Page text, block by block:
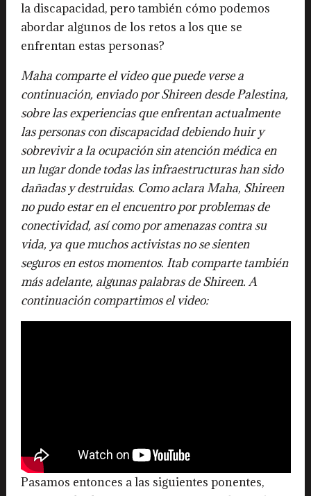
la discapacidad, pero también cómo podemos
abordar algunos de los retos a los que se
enfrentan estas personas?
Maha comparte el video que puede verse a
continuación, enviado por Shireen desde Palestina,
sobre las experiencias que enfrentan actualmente
las personas con discapacidad debiendo huir y
sobrevivir a la ocupación sin atención médica en
un lugar donde todas las infraestructuras han sido
dañadas y destruidas. Como aclara Maha, Shireen
no pudo estar en el encuentro por problemas de
conectividad, así como por amenazas contra su
vida, ya que muchos activistas no se sienten
seguros en estos momentos. Itab comparte también
más adelante, algunas palabras de Shireen. A
continuación compartimos el video:
Pasamos entonces a las siguientes ponentes,